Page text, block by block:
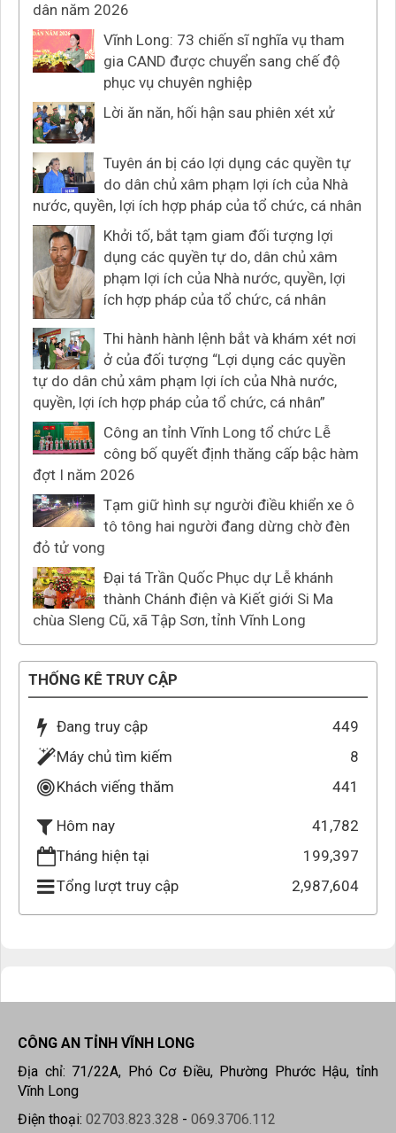
dân năm 2026
Vĩnh Long: 73 chiến sĩ nghĩa vụ tham
gia CAND được chuyển sang chế độ
phục vụ chuyên nghiệp
Lời ăn năn, hối hận sau phiên xét xử
Tuyên án bị cáo lợi dụng các quyền tự
do dân chủ xâm phạm lợi ích của Nhà
nước, quyền, lợi ích hợp pháp của tổ chức, cá nhân
Khởi tố, bắt tạm giam đối tượng lợi
dụng các quyền tự do, dân chủ xâm
phạm lợi ích của Nhà nước, quyền, lợi
ích hợp pháp của tổ chức, cá nhân
Thi hành hành lệnh bắt và khám xét nơi
ở của đối tượng “Lợi dụng các quyền
tự do dân chủ xâm phạm lợi ích của Nhà nước,
quyền, lợi ích hợp pháp của tổ chức, cá nhân”
Công an tỉnh Vĩnh Long tổ chức Lễ
công bố quyết định thăng cấp bậc hàm
đợt I năm 2026
Tạm giữ hình sự người điều khiển xe ô
tô tông hai người đang dừng chờ đèn
đỏ tử vong
Đại tá Trần Quốc Phục dự Lễ khánh
thành Chánh điện và Kiết giới Si Ma
chùa Sleng Cũ, xã Tập Sơn, tỉnh Vĩnh Long
THỐNG KÊ TRUY CẬP
Đang truy cập
449
Máy chủ tìm kiếm
8
Khách viếng thăm
441
Hôm nay
41,782
Tháng hiện tại
199,397
Tổng lượt truy cập
2,987,604
CÔNG AN TỈNH VĨNH LONG
Địa chỉ: 71/22A, Phó Cơ Điều, Phường Phước Hậu, tỉnh
Vĩnh Long
Điện thoại: 02703.823.328 - 069.3706.112